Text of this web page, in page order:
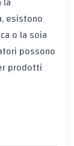
esistono
o la soia
possono
prodotti